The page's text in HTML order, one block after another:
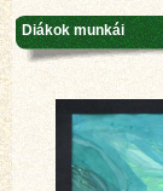
Diákok munkái